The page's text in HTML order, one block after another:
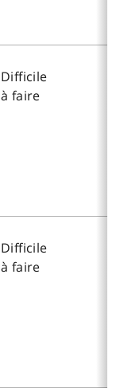
Difficile
à faire
Difficile
à faire